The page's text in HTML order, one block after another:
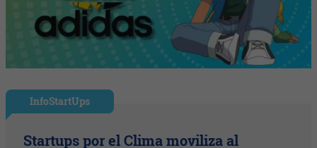
InfoStartUps
Startups por el Clima moviliza al